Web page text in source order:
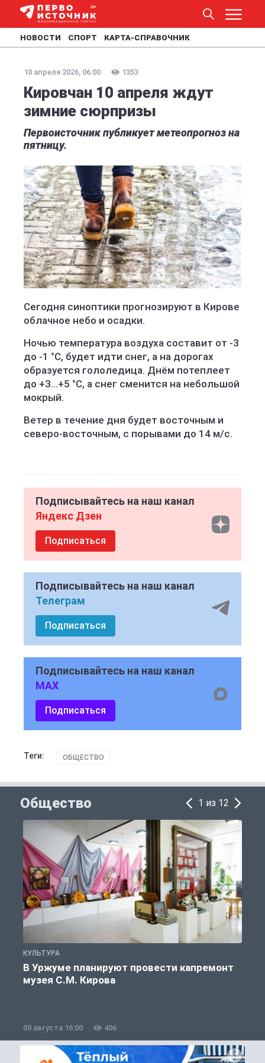
НОВОСТИ СПОРТ КАРТА-СПРАВОЧНИК
10 апреля 2026, 06:00 1353
Кировчан 10 апреля ждут
зимние сюрпризы
Первоисточник публикует метеопрогноз на
пятницу.
Сегодня синоптики прогнозируют в Кирове
облачное небо и осадки.
Ночью температура воздуха составит от -3
до -1 °C, будет идти снег, а на дорогах
образуется гололедица. Днём потеплеет
до +3...+5 °C, а снег сменится на небольшой
мокрый.
Ветер в течение дня будет восточным и
северо-восточным, с порывами до 14 м/с.
Подписывайтесь на наш канал
Яндекс Дзен
Подписаться
Подписывайтесь на наш канал
Телеграм
Подписаться
Подписывайтесь на наш канал
MAX
Подписаться
Теги: ОБЩЕСТВО
Общество 1 из 12
КУЛЬТУРА
В Уржуме планируют провести капремонт
музея С.М. Кирова
09 августа 16:00 406